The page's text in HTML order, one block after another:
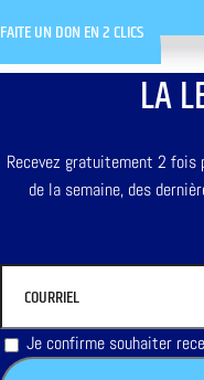
FAITE UN DON EN 2 CLICS
LA
Recevez gratuitement 2
de la semaine, des
Je confirme souhaiter